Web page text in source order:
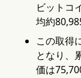
ビットコ
均約
この取得
となり、
価は